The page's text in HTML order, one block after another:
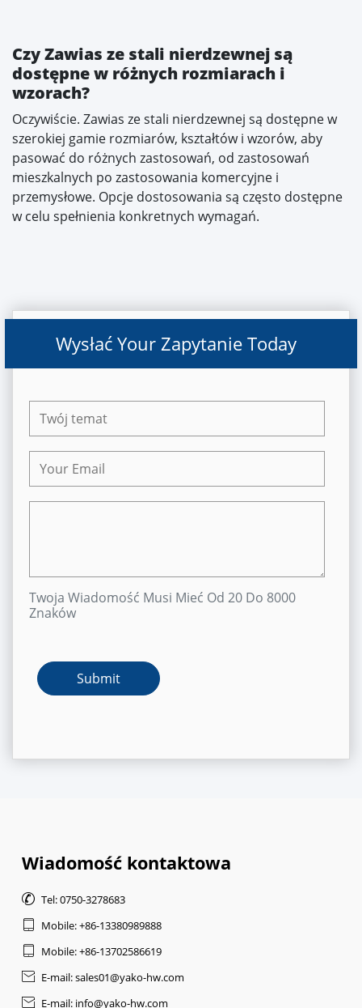
Czy Zawias ze stali nierdzewnej są
dostępne w różnych rozmiarach i
wzorach?
Oczywiście. Zawias ze stali nierdzewnej są dostępne w
szerokiej gamie rozmiarów, kształtów i wzorów, aby
pasować do różnych zastosowań, od zastosowań
mieszkalnych po zastosowania komercyjne i
przemysłowe. Opcje dostosowania są często dostępne
w celu spełnienia konkretnych wymagań.
Wysłać Your Zapytanie Today
Twoja Wiadomość Musi Mieć Od 20 Do 8000
Znaków
Wiadomość kontaktowa
 Tel: 0750-3278683
 Mobile: +86-13380989888
 Mobile: +86-13702586619
 E-mail: sales01@yako-hw.com
 E-mail: info@yako-hw.com